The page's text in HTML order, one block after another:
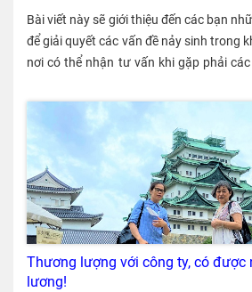
được “tiền lương về tay”. Các khoản
thay đổi tuỳ theo điều kiện và môi trường làm
tiền được cộng thêm (Ví dụ) Trợ cấp làm ngoài giờ (tiền làm
hiểm hưu trí phúc lợi, bảo hiểm y tế,
Thuế thu nhập Thuế cư trú (từ năm thứ hai ở Nhật) Nhiều
người nước ngoài có tư cách Kỹ năng
kỹ năng sẽ bị trừ thêm một số khoản
“tiền điện – nước – ga” v.v. Theo như
thập được từ vài chục thực tập sinh kỹ
hàng tháng của họ sau khi trừ đi các
này là từ 100.000 đến 150.000 yên,
Bài viết này sẽ giới thiệu đến các bạn
để giải quyết các vấn đề nảy sinh trong
nơi có thể nhận tư vấn khi gặp phải
phép (nghỉ có lương) ▽ Muốn bỏ trốn
Có vẻ sẽ bị sa thải ▽ Muốn chuyển
v.v. Các vấn đề thường gặp phải và nơi xin tư vấn Thông qua
việc thực tập kỹ năng, nhiều anh chị đi
ước mơ của mình. Tuy nhiên, cũng có
xoay quanh việc thực tập này. Các vấn
vấn đề về lương làm tăng ca, chịu bạo
phép (nghỉ có lương), bị sa thải, v.v.
đến chuyện mang thai cũng đang tăng lên. Cổng thông
Thương lượng với công ty, có được
lương!